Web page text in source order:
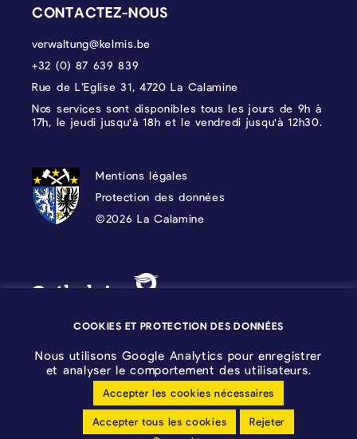
CONTACTEZ-NOUS
verwaltung@kelmis.be
+32 (0) 87 639 839
Rue de L’Eglise 31, 4720 La Calamine
Nos services sont disponibles tous les jours de 9h à
17h, le jeudi jusqu'à 18h et le vendredi jusqu'à 12h30.
PROTECTION DES DONNÉES, MENTIONS
Mentions légales
Protection des données
©2026 La Calamine
Configuration des cookies
Déclaration sans barrières
COOKIES ET PROTECTION DES DONNÉES
Nous utilisons Google Analytics pour enregistrer
et analyser le comportement des utilisateurs.
Accepter les cookies nécessaires
Accepter tous les cookies Rejeter